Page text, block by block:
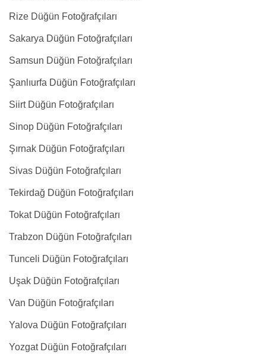
Rize Düğün Fotoğrafçıları
Sakarya Düğün Fotoğrafçıları
Samsun Düğün Fotoğrafçıları
Şanlıurfa Düğün Fotoğrafçıları
Siirt Düğün Fotoğrafçıları
Sinop Düğün Fotoğrafçıları
Şırnak Düğün Fotoğrafçıları
Sivas Düğün Fotoğrafçıları
Tekirdağ Düğün Fotoğrafçıları
Tokat Düğün Fotoğrafçıları
Trabzon Düğün Fotoğrafçıları
Tunceli Düğün Fotoğrafçıları
Uşak Düğün Fotoğrafçıları
Van Düğün Fotoğrafçıları
Yalova Düğün Fotoğrafçıları
Yozgat Düğün Fotoğrafçıları